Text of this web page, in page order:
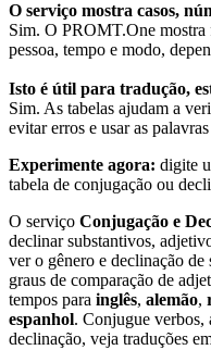
O serviço mostra casos,
Sim. O PROMT.One mostra
pessoa, tempo e modo,
Isto é útil para tradução,
Sim. As tabelas ajudam a
evitar erros e usar as
Experimente agora: digite
tabela de conjugação ou
O serviço Conjugação e
declinar substantivos,
ver o gênero e declinação
graus de comparação de
tempos para inglês, alemão,
espanhol. Conjugue verbos,
declinação, veja traduções